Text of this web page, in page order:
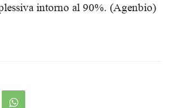
intorno al 90%. (Agenbio)